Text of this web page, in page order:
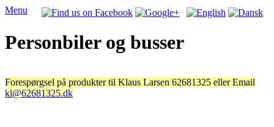
Menu
Personbiler og busser
Forespørgsel på produkter til Klaus Larsen 62681325 eller Email
kl@62681325.dk